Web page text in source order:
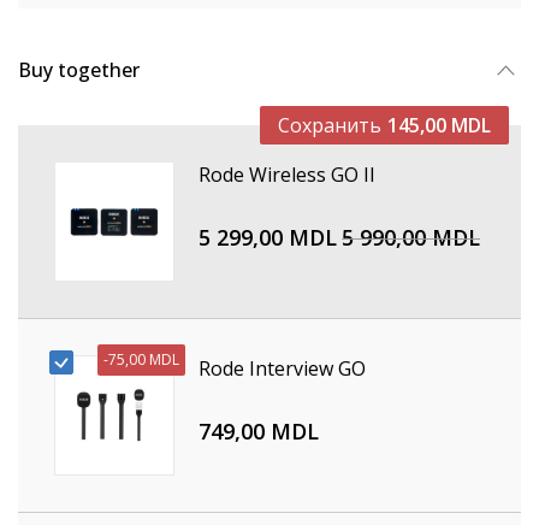
Buy together
Rode Wireless GO II
5 299,00 MDL5 990,00 MDL
-75,00 MDL Rode Interview GO
749,00 MDL
Сохранить 145,00 MDL